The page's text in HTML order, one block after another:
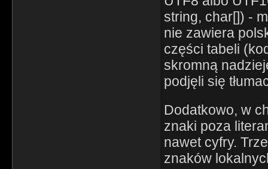
string, char[]) -
nie zawiera
części tabeli
skromną
podjęli się
Dodatkowo, w
znaki poza
nawet cyfry.
znaków